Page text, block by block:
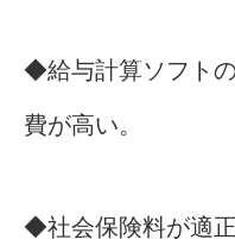
◆給与計算ソフト
費が高い。
◆社会保険料が適